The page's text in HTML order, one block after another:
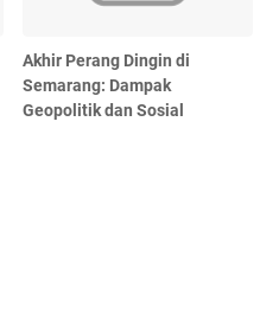
Akhir Perang Dingin di
Semarang: Dampak
Geopolitik dan Sosial